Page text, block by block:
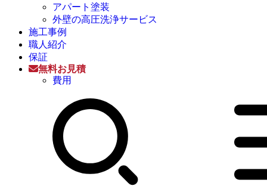
アパート塗装
外壁の高圧洗浄サービス
施工事例
職人紹介
保証
無料お見積
費用